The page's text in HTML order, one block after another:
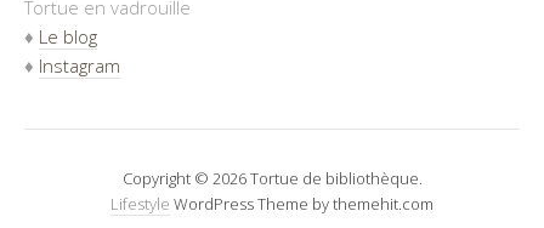
Tortue en vadrouille
♦ Le blog
♦ Instagram
Copyright © 2026 Tortue de bibliothèque.
Lifestyle WordPress Theme by themehit.com